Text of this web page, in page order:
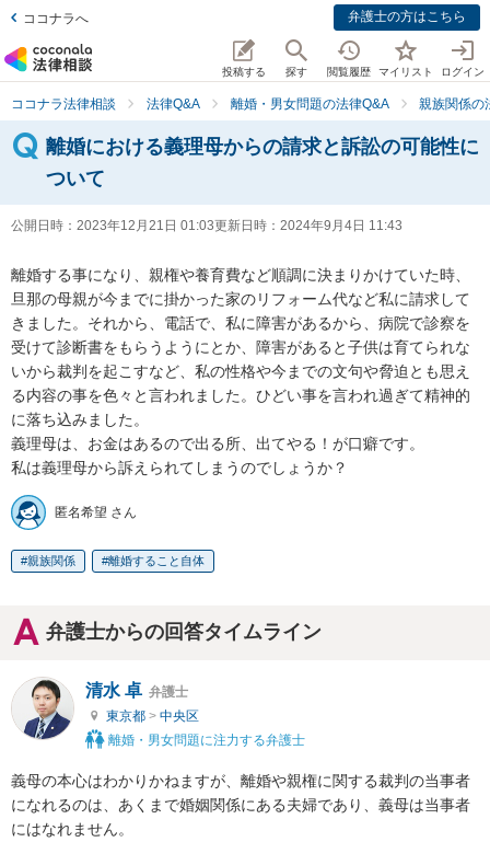
ココナラへ 弁護士の方はこちら
投稿する 探す 閲覧履歴 マイリスト ログイン
ココナラ法律相談 法律Q&A 離婚・男女問題の法律Q&A 親族関係の
離婚における義理母からの請求と訴訟の可能性に
ついて
公開日時： 2023年12月21日 01:03更新日時： 2024年9月4日 11:43
離婚する事になり、親権や養育費など順調に決まりかけていた時、
旦那の母親が今までに掛かった家のリフォーム代など私に請求して
きました。それから、電話で、私に障害があるから、病院で診察を
受けて診断書をもらうようにとか、障害があると子供は育てられな
いから裁判を起こすなど、私の性格や今までの文句や脅迫とも思え
る内容の事を色々と言われました。ひどい事を言われ過ぎて精神的
に落ち込みました。
義理母は、お金はあるので出る所、出てやる！が口癖です。
私は義理母から訴えられてしまうのでしょうか？
匿名希望 さん
親族関係 離婚すること自体
弁護士からの回答タイムライン
清水 卓 弁護士
東京都 > 中央区
離婚・男女問題に注力する弁護士
義母の本心はわかりかねますが、離婚や親権に関する裁判の当事者
になれるのは、あくまで婚姻関係にある夫婦であり、義母は当事者
にはなれません。